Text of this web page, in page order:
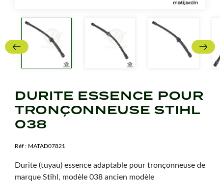
DURITE ESSENCE POUR
TRONÇONNEUSE STIHL
038
Réf : MATAD07821
Durite (tuyau) essence adaptable pour tronçonneuse de
marque Stihl, modèle 038 ancien modèle